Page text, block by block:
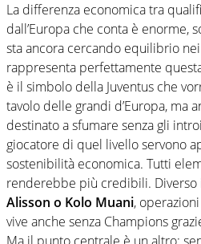
La differenza economica tra
dall’Europa che conta è enorme,
sta ancora cercando equilibrio
rappresenta perfettamente
è il simbolo della Juventus che
tavolo delle grandi d’Europa, ma
destinato a sfumare senza gli
giocatore di quel livello servono
sostenibilità economica. Tutti
renderebbe più credibili.
Alisson o Kolo Muani,
vive anche senza Champions